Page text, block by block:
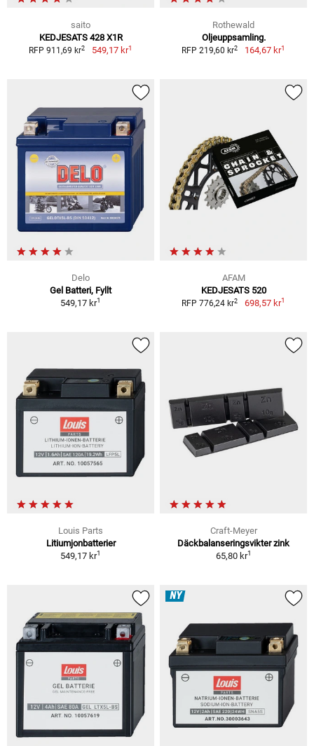
saito
KEDJESATS 428 X1R
RFP 911,69 kr2 549,17 kr1
Rothewald
Oljeuppsamling.
RFP 219,60 kr2 164,67 kr1
Delo
Gel Batteri, Fyllt
549,17 kr1
AFAM
KEDJESATS 520
RFP 776,24 kr2 698,57 kr1
Louis Parts
Litiumjonbatterier
549,17 kr1
Craft-Meyer
Däckbalanseringsvikter zink
65,80 kr1
NY